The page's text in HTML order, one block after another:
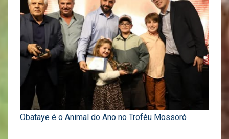
Obataye é o Animal do Ano no Troféu Mossoró